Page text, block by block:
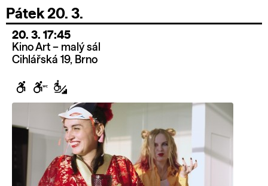
Pátek 20. 3.
20. 3. 17:45
Kino Art – malý sál
Cihlářská 19, Brno